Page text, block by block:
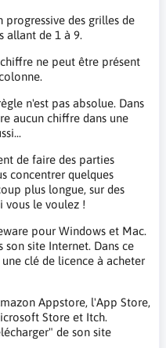
des grilles de
allant de 1 à 9.
ne peut être présent
n'est pas absolue. Dans
aucun chiffre dans une
de faire des parties
concentrer quelques
plus longue, sur des
vous le voulez !
pour Windows et Mac.
son site Internet. Dans ce
clé de licence à acheter
Appstore, l'App Store,
Store et Itch.
de son site